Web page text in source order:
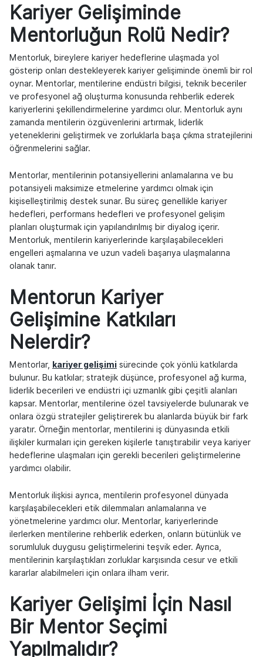
Kariyer Gelişiminde
Mentorluğun Rolü Nedir?
Mentorluk, bireylere kariyer hedeflerine ulaşmada yol
gösterip onları destekleyerek kariyer gelişiminde önemli bir rol
oynar. Mentorlar, mentilerine endüstri bilgisi, teknik beceriler
ve profesyonel ağ oluşturma konusunda rehberlik ederek
kariyerlerini şekillendirmelerine yardımcı olur. Mentorluk aynı
zamanda mentilerin özgüvenlerini artırmak, liderlik
yeteneklerini geliştirmek ve zorluklarla başa çıkma stratejilerini
öğrenmelerini sağlar.
Mentorlar, mentilerinin potansiyellerini anlamalarına ve bu
potansiyeli maksimize etmelerine yardımcı olmak için
kişiselleştirilmiş destek sunar. Bu süreç genellikle kariyer
hedefleri, performans hedefleri ve profesyonel gelişim
planları oluşturmak için yapılandırılmış bir diyalog içerir.
Mentorluk, mentilerin kariyerlerinde karşılaşabilecekleri
engelleri aşmalarına ve uzun vadeli başarıya ulaşmalarına
olanak tanır.
Mentorun Kariyer
Gelişimine Katkıları
Nelerdir?
Mentorlar, kariyer gelişimi sürecinde çok yönlü katkılarda
bulunur. Bu katkılar; stratejik düşünce, profesyonel ağ kurma,
liderlik becerileri ve endüstri içi uzmanlık gibi çeşitli alanları
kapsar. Mentorlar, mentilerine özel tavsiyelerde bulunarak ve
onlara özgü stratejiler geliştirerek bu alanlarda büyük bir fark
yaratır. Örneğin mentorlar, mentilerini iş dünyasında etkili
ilişkiler kurmaları için gereken kişilerle tanıştırabilir veya kariyer
hedeflerine ulaşmaları için gerekli becerileri geliştirmelerine
yardımcı olabilir.
Mentorluk ilişkisi ayrıca, mentilerin profesyonel dünyada
karşılaşabilecekleri etik dilemmaları anlamalarına ve
yönetmelerine yardımcı olur. Mentorlar, kariyerlerinde
ilerlerken mentilerine rehberlik ederken, onların bütünlük ve
sorumluluk duygusu geliştirmelerini teşvik eder. Ayrıca,
mentilerinin karşılaştıkları zorluklar karşısında cesur ve etkili
kararlar alabilmeleri için onlara ilham verir.
Kariyer Gelişimi İçin Nasıl
Bir Mentor Seçimi
Yapılmalıdır?